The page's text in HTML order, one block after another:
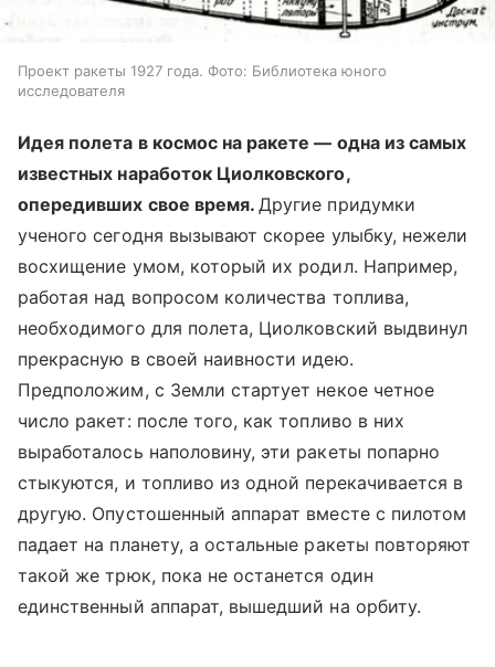
Проект ракеты 1927 года. Фото: Библиотека юного
исследователя
Идея полета в космос на ракете — одна из самых
известных наработок Циолковского,
опередивших свое время.Другие придумки
ученого сегодня вызывают скорее улыбку, нежели
восхищение умом, который их родил. Например,
работая над вопросом количества топлива,
необходимого для полета, Циолковский выдвинул
прекрасную в своей наивности идею.
Предположим, с Земли стартует некое четное
число ракет: после того, как топливо в них
выработалось наполовину, эти ракеты попарно
стыкуются, и топливо из одной перекачивается в
другую. Опустошенный аппарат вместе с пилотом
падает на планету, а остальные ракеты повторяют
такой же трюк, пока не останется один
единственный аппарат, вышедший на орбиту.